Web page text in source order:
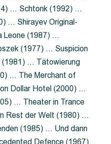
… Schtonk (1992) …
… Shirayev Original-
Leone (1987) …
(1977) … Suspicion
… Tätowierung
… The Merchant of
Dollar Hotel (2000) …
… Theater in Trance
Rest der Welt (1980) …
(1985) … Und dann
Defence (1967)